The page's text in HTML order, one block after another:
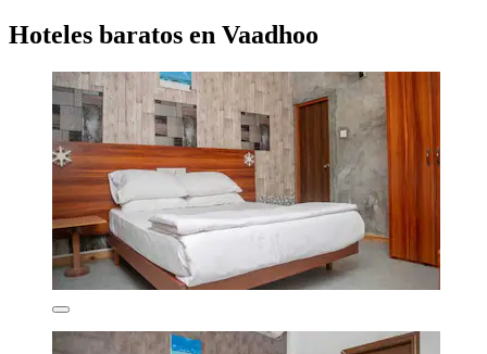
Hoteles baratos en Vaadhoo